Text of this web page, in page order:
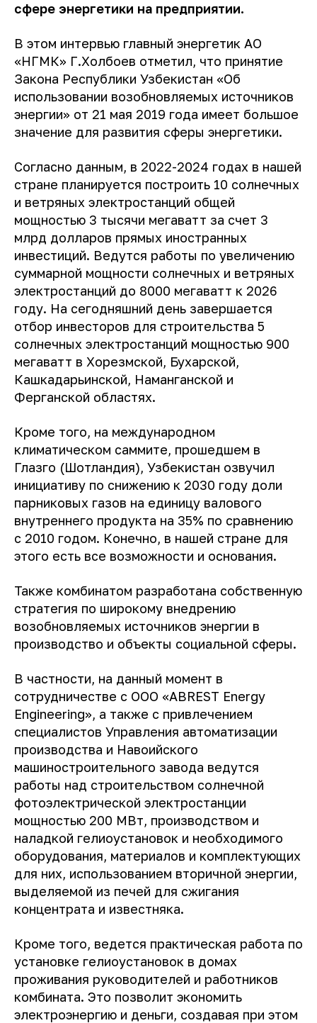
сфере энергетики на предприятии.
В этом интервью главный энергетик АО
«НГМК» Г.Холбоев отметил, что принятие
Закона Республики Узбекистан «Об
использовании возобновляемых источников
энергии» от 21 мая 2019 года имеет большое
значение для развития сферы энергетики.
Согласно данным, в 2022-2024 годах в нашей
стране планируется построить 10 солнечных
и ветряных электростанций общей
мощностью 3 тысячи мегаватт за счет 3
млрд долларов прямых иностранных
инвестиций. Ведутся работы по увеличению
суммарной мощности солнечных и ветряных
электростанций до 8000 мегаватт к 2026
году. На сегодняшний день завершается
отбор инвесторов для строительства 5
солнечных электростанций мощностью 900
мегаватт в Хорезмской, Бухарской,
Кашкадарьинской, Наманганской и
Ферганской областях.
Кроме того, на международном
климатическом саммите, прошедшем в
Глазго (Шотландия), Узбекистан озвучил
инициативу по снижению к 2030 году доли
парниковых газов на единицу валового
внутреннего продукта на 35% по сравнению
с 2010 годом. Конечно, в нашей стране для
этого есть все возможности и основания.
Также комбинатом разработана собственную
стратегия по широкому внедрению
возобновляемых источников энергии в
производство и объекты социальной сферы.
В частности, на данный момент в
сотрудничестве с ООО «ABREST Energy
Engineering», а также с привлечением
специалистов Управления автоматизации
производства и Навоийского
машиностроительного завода ведутся
работы над строительством солнечной
фотоэлектрической электростанции
мощностью 200 МВт, производством и
наладкой гелиоустановок и необходимого
оборудования, материалов и комплектующих
для них, использованием вторичной энергии,
выделяемой из печей для сжигания
концентрата и известняка.
Кроме того, ведется практическая работа по
установке гелиоустановок в домах
проживания руководителей и работников
комбината. Это позволит экономить
электроэнергию и деньги, создавая при этом